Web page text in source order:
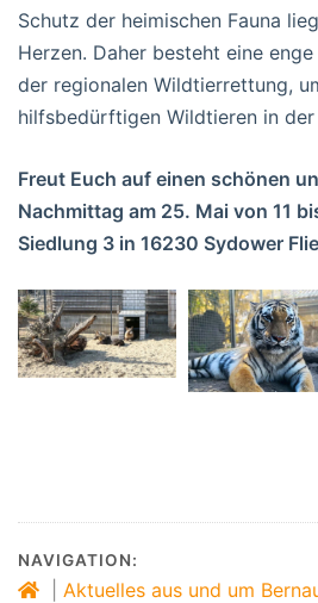
Schutz der heimischen Fauna
Herzen. Daher besteht eine
der regionalen Wildtierrettung,
hilfsbedürftigen Wildtieren in der
Freut Euch auf einen schönen
Nachmittag am 25. Mai von 11
Siedlung 3 in 16230 Sydower
NAVIGATION:
Aktuelles aus und um